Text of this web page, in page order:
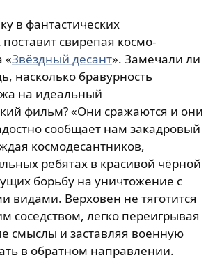
в фантастических
свирепая космо-
«Звёздный десант». Замечали ли
насколько бравурность
на идеальный
фильм? «Они сражаются и они
сообщает нам закадровый
космодесантников,
ребятах в красивой чёрной
борьбу на уничтожение с
видами. Верховен не тяготится
соседством, легко переигрывая
смыслы и заставляя военную
в обратном направлении.